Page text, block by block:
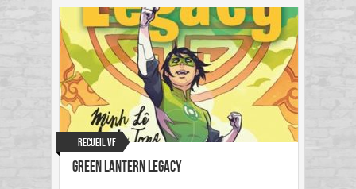
Recueil VF
Green Lantern Legacy